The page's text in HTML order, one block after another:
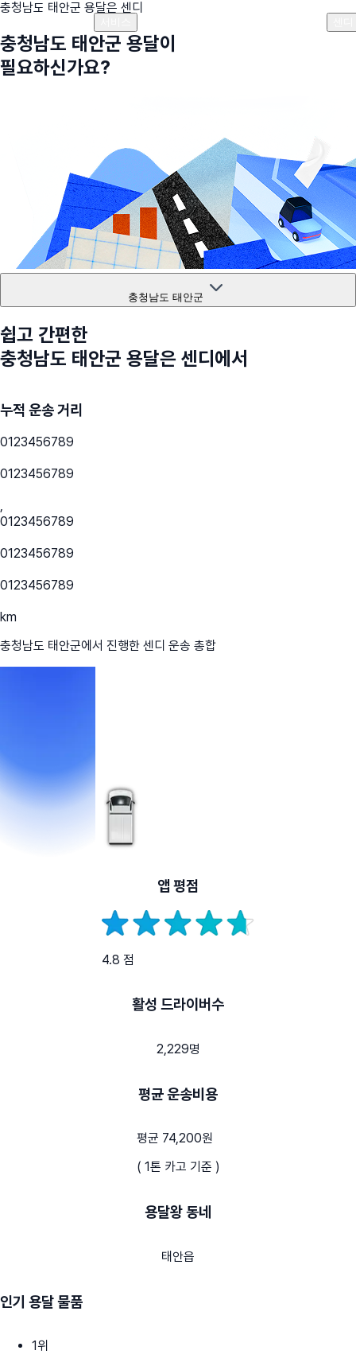
충청남도 태안군 용달은 센디
충청남도 태안군 용달이
필요하신가요?
충청남도 태안군
쉽고 간편한
충청남도 태안군 용달은 센디에서
누적 운송 거리
0123456789
0123456789
,
0123456789
0123456789
0123456789
km
충청남도 태안군에서 진행한 센디 운송 총합
앱 평점
4.8 점
활성 드라이버수
2,229명
평균 운송비용
평균 74,200원
( 1톤 카고 기준 )
용달왕 동네
태안읍
인기 용달 물품
1위